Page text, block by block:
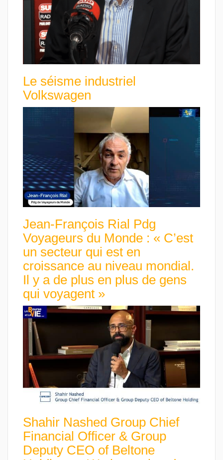
Le séisme industriel
Volkswagen
Jean-François Rial Pdg
Voyageurs du Monde : « C’est
un secteur qui est en
croissance au niveau mondial.
Il y a de plus en plus de gens
qui voyagent »
Shahir Nashed Group Chief
Financial Officer & Group
Deputy CEO of Beltone